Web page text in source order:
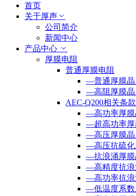
首页
关于厚声
公司简介
新闻中心
产品中心
厚膜电阻
普通厚膜电阻
—普通厚膜晶
—高阻厚膜晶
AEC-Q200相关条
—高功率厚膜
—超高功率厚
—高压厚膜晶
—高压抗硫化
—抗浪涌厚膜
—高精度抗浪
—高功率抗浪
—低温度系数